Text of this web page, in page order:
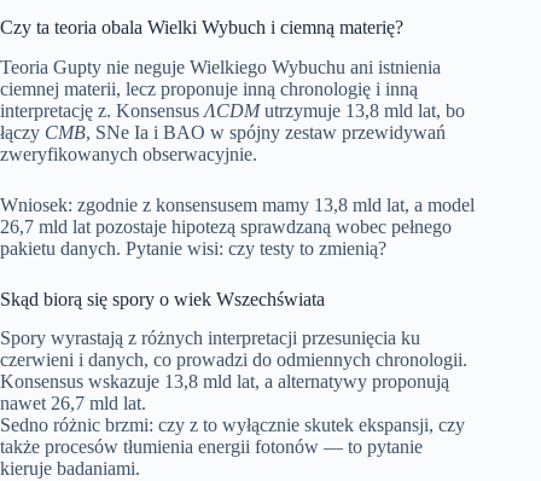
Czy ta teoria obala Wielki Wybuch i ciemną materię?
Teoria Gupty nie neguje Wielkiego Wybuchu ani istnienia
ciemnej materii, lecz proponuje inną chronologię i inną
interpretację z. Konsensus ΛCDMutrzymuje 13,8 mld lat, bo
łączy CMB, SNe Ia i BAO w spójny zestaw przewidywań
zweryfikowanych obserwacyjnie.
Wniosek: zgodnie z konsensusem mamy 13,8 mld lat, a model
26,7 mld lat pozostaje hipotezą sprawdzaną wobec pełnego
pakietu danych. Pytanie wisi: czy testy to zmienią?
Skąd biorą się spory o wiek Wszechświata
Spory wyrastają z różnych interpretacji przesunięcia ku
czerwieni i danych, co prowadzi do odmiennych chronologii.
Konsensus wskazuje 13,8 mld lat, a alternatywy proponują
nawet 26,7 mld lat.
Sedno różnic brzmi: czy z to wyłącznie skutek ekspansji, czy
także procesów tłumienia energii fotonów — to pytanie
kieruje badaniami.